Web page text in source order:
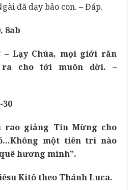
đã dạy bảo con. – Đáp.
8ab
Lạy Chúa, mọi giới răn
ra cho tới muôn đời. –
30
rao giảng Tin Mừng cho
một tiên tri nào
hương mình”.
Kitô theo Thánh Luca.